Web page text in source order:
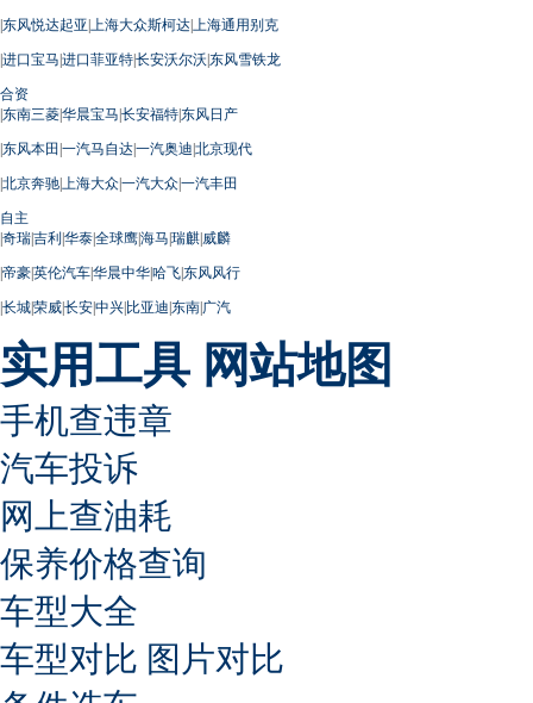
|东风悦达起亚| 上海大众斯柯达| 上海通用别克
|进口宝马|进口菲亚特|长安沃尔沃|东风雪铁龙
合资
|东南三菱|华晨宝马|长安福特|东风日产
|东风本田 |一汽马自达|一汽奥迪|北京现代
|北京奔驰| 上海大众|一汽大众|一汽丰田
自主
|奇瑞|吉利|华泰|全球鹰|海马|瑞麒|威麟
|帝豪|英伦汽车|华晨中华|哈飞|东风风行
|长城|荣威|长安|中兴|比亚迪|东南|广汽
实用工具 网站地图
手机查违章
汽车投诉
网上查油耗
保养价格查询
车型大全
车型对比 图片对比